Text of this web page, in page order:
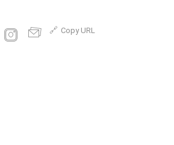
Copy URL